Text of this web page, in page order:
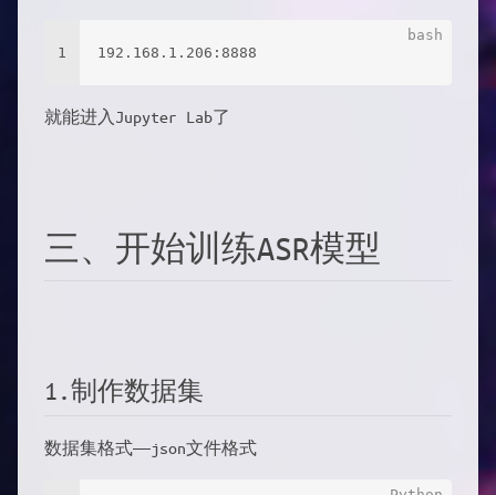
1 192.168.1.206:8888
就能进入Jupyter Lab了
三、开始训练ASR模型
1.制作数据集
数据集格式——json文件格式